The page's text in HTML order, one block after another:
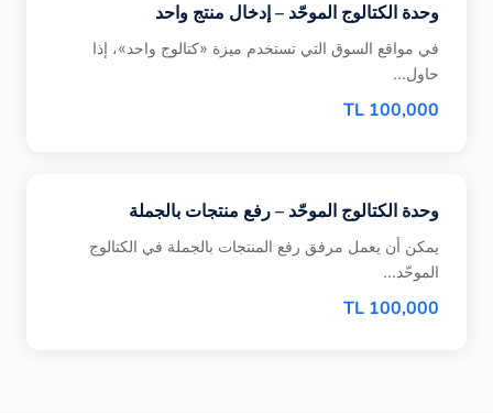
وحدة الكتالوج الموحّد – إدخال منتج واحد
في مواقع السوق التي تستخدم ميزة «كتالوج واحد»، إذا
حاول...
100,000 TL
وحدة الكتالوج الموحّد – رفع منتجات بالجملة
يمكن أن يعمل مرفق رفع المنتجات بالجملة في الكتالوج
الموحّد...
100,000 TL